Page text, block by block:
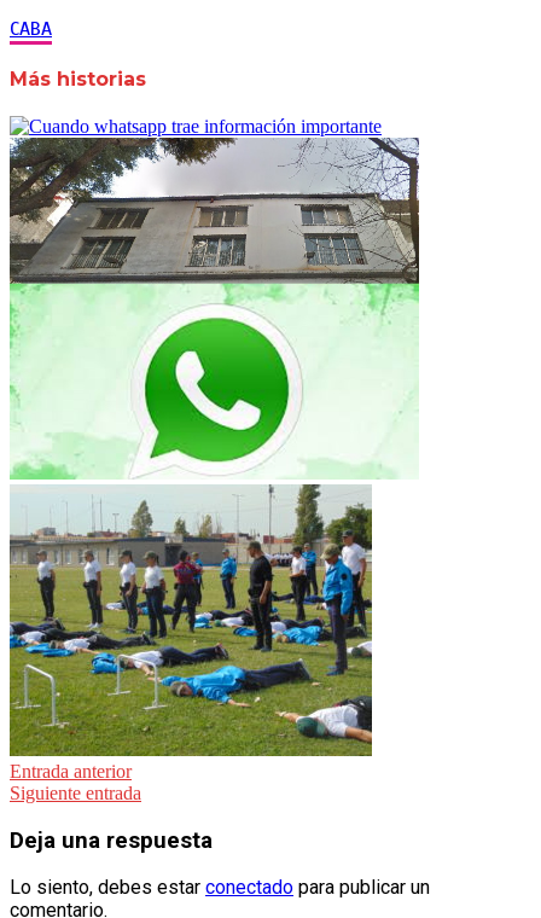
CABA
Más historias
Navegación
de
entradas
Entrada anterior
Siguiente entrada
Deja una respuesta
Lo siento, debes estar conectado para publicar un
comentario.